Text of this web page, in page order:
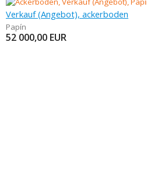
Verkauf (Angebot), ackerboden
Papín
52 000,00 EUR